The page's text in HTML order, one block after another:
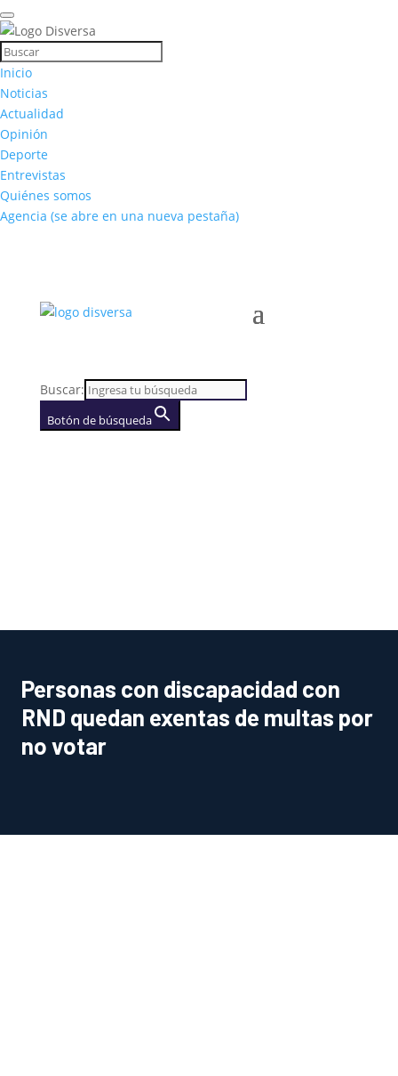
Inicio
Noticias
Actualidad
Opinión
Deporte
Entrevistas
Quiénes somos
Agencia (se abre en una nueva pestaña)
Buscar:
Botón de búsqueda
Personas con discapacidad con
RND quedan exentas de multas por
no votar